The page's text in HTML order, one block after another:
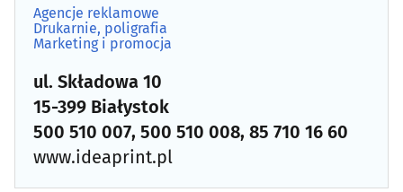
Agencje reklamowe
Drukarnie, poligrafia
Marketing i promocja
ul. Składowa 10
15-399 Białystok
500 510 007, 500 510 008, 85 710 16 60
www.ideaprint.pl